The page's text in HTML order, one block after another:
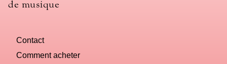
de musique
Contact
Comment acheter